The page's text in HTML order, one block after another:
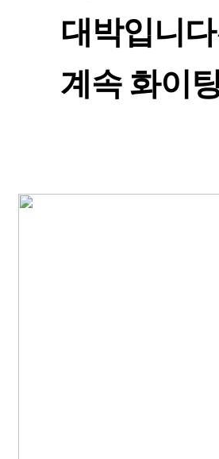
대박입니
계속 화이